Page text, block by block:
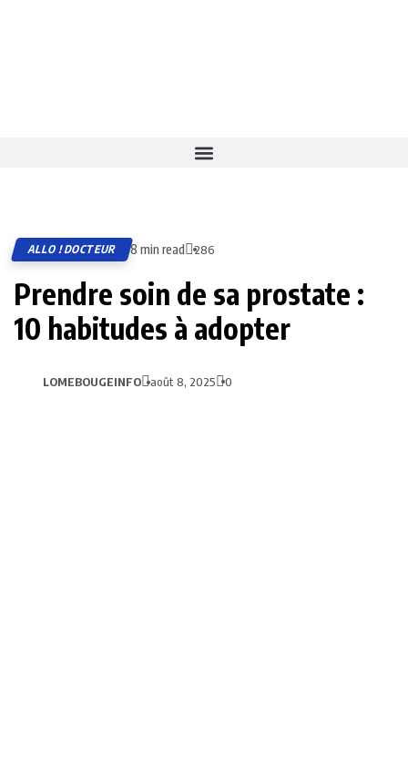
ALLO ! DOCTEUR 8 min read 286
Prendre soin de sa prostate :
10 habitudes à adopter
LOMEBOUGEINFO août 8, 2025 0